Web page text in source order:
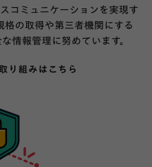
コミュニケーションを実現す
格の取得や第三者機関にする
情報管理に努めています。
り組みはこちら